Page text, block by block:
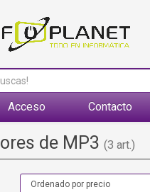
Acceso Contacto
de MP3 (3 art.)